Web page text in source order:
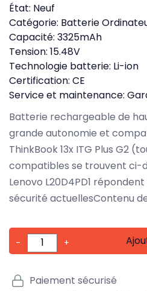
État: Neuf
Catégorie: Batterie
Capacité: 3325mAh
Tension: 15.48V
Technologie batterie: Li-ion
Certification: CE
Service et maintenance:
Batterie rechargeable de
grande autonomie et
ThinkBook 13x ITG Plus G2
compatibles se trouvent ci-
Lenovo L20D4PD1
sécurité actuellesContenu
- +
Paiement sécurisé